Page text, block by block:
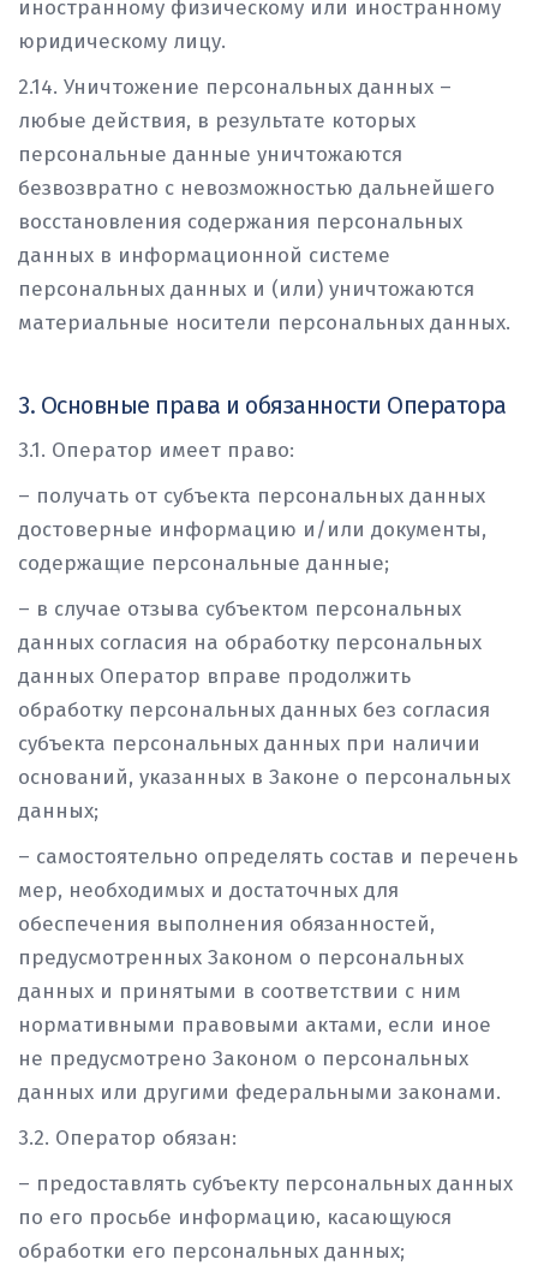
иностранному физическому или иностранному
юридическому лицу.
2.14. Уничтожение персональных данных –
любые действия, в результате которых
персональные данные уничтожаются
безвозвратно с невозможностью дальнейшего
восстановления содержания персональных
данных в информационной системе
персональных данных и (или) уничтожаются
материальные носители персональных данных.
3. Основные права и обязанности Оператора
3.1. Оператор имеет право:
– получать от субъекта персональных данных
достоверные информацию и/или документы,
содержащие персональные данные;
– в случае отзыва субъектом персональных
данных согласия на обработку персональных
данных Оператор вправе продолжить
обработку персональных данных без согласия
субъекта персональных данных при наличии
оснований, указанных в Законе о персональных
данных;
– самостоятельно определять состав и перечень
мер, необходимых и достаточных для
обеспечения выполнения обязанностей,
предусмотренных Законом о персональных
данных и принятыми в соответствии с ним
нормативными правовыми актами, если иное
не предусмотрено Законом о персональных
данных или другими федеральными законами.
3.2. Оператор обязан:
– предоставлять субъекту персональных данных
по его просьбе информацию, касающуюся
обработки его персональных данных;